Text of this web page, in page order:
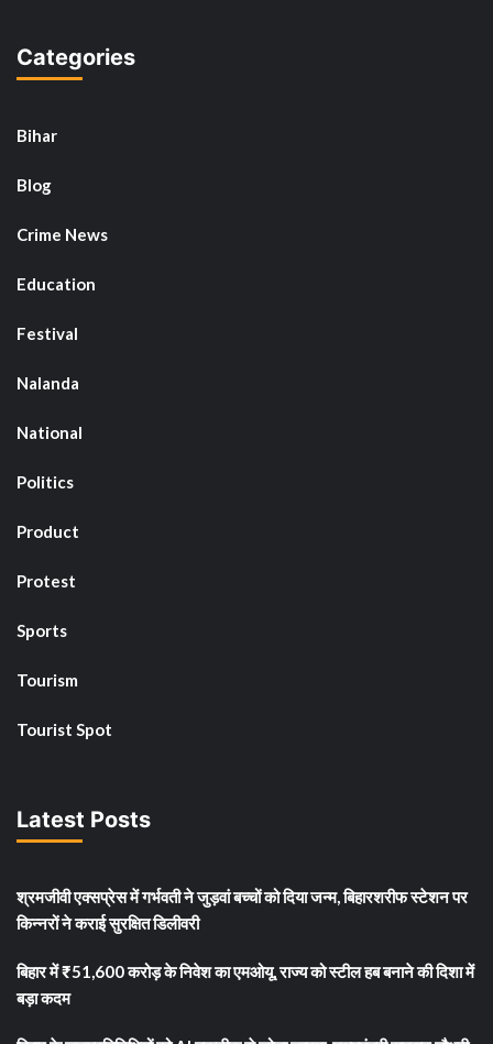
Categories
Bihar
Blog
Crime News
Education
Festival
Nalanda
National
Politics
Product
Protest
Sports
Tourism
Tourist Spot
Latest Posts
श्रमजीवी एक्सप्रेस में गर्भवती ने जुड़वां बच्चों को दिया जन्म, बिहारशरीफ स्टेशन पर
किन्नरों ने कराई सुरक्षित डिलीवरी
बिहार में ₹51,600 करोड़ के निवेश का एमओयू, राज्य को स्टील हब बनाने की दिशा में
बड़ा कदम